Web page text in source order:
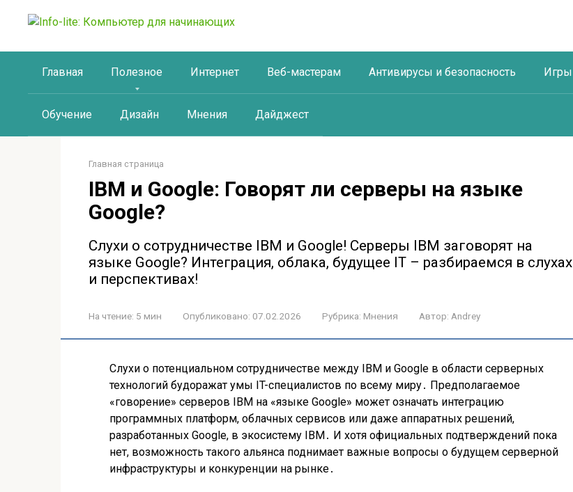
Главная Полезное Интернет Веб-мастерам Антивирусы и безопасность Игры
Обучение Дизайн Мнения Дайджест
Главная страница
IBM и Google: Говорят ли серверы на языке
Google?
Слухи о сотрудничестве IBM и Google! Серверы IBM заговорят на
языке Google? Интеграция, облака, будущее IT – разбираемся в слухах
и перспективах!
На чтение: 5 мин Опубликовано: 07.02.2026 Рубрика: Мнения Автор: Andrey
Слухи о потенциальном сотрудничестве между IBM и Google в области серверных
технологий будоражат умы IT-специалистов по всему миру․ Предполагаемое
«говорение» серверов IBM на «языке Google» может означать интеграцию
программных платформ, облачных сервисов или даже аппаратных решений,
разработанных Google, в экосистему IBM․ И хотя официальных подтверждений пока
нет, возможность такого альянса поднимает важные вопросы о будущем серверной
инфраструктуры и конкуренции на рынке․